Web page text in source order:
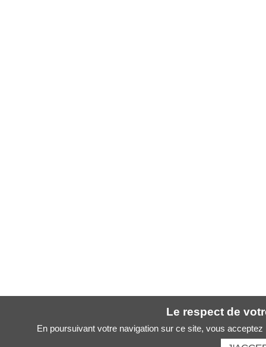
Le respect de
En poursuivant votre navigation sur ce site, vous